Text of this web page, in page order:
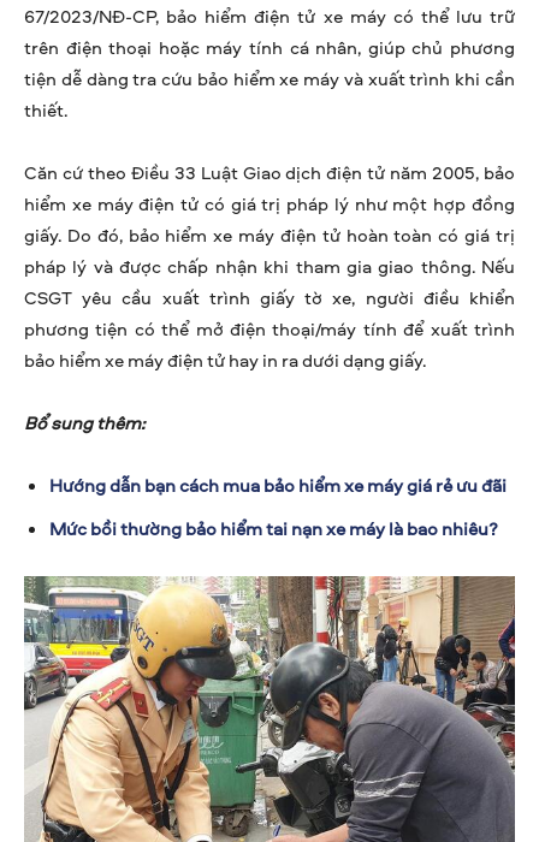
67/2023/NĐ-CP, bảo hiểm điện tử xe máy có thể lưu trữ
trên điện thoại hoặc máy tính cá nhân, giúp chủ phương
tiện dễ dàng tra cứu bảo hiểm xe máy và xuất trình khi cần
thiết.
Căn cứ theo Điều 33 Luật Giao dịch điện tử năm 2005, bảo
hiểm xe máy điện tử có giá trị pháp lý như một hợp đồng
giấy. Do đó, bảo hiểm xe máy điện tử hoàn toàn có giá trị
pháp lý và được chấp nhận khi tham gia giao thông. Nếu
CSGT yêu cầu xuất trình giấy tờ xe, người điều khiển
phương tiện có thể mở điện thoại/máy tính để xuất trình
bảo hiểm xe máy điện tử hay in ra dưới dạng giấy.
Bổ sung thêm:
Hướng dẫn bạn cách mua bảo hiểm xe máy giá rẻ ưu đãi
Mức bồi thường bảo hiểm tai nạn xe máy là bao nhiêu?